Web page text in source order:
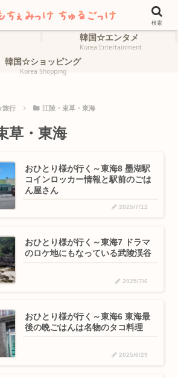
韓国☆旅行
韓国☆エンタメ
Korea Entertainment
韓国☆ショッピング
Korea Shopping
行 江陵・束草・東海
草・東海
おひとり様が行く～東海8 墨湖駅
コインロッカー情報と駅前のごは
ん屋さん
2025/7/12
おひとり様が行く～東海7 ドラマ
のロケ地にもなっている武陵渓谷
2025/7/6
おひとり様が行く～東海6 東海最
後の晩ごはんは名物のタコ料理
2025/6/29
検索